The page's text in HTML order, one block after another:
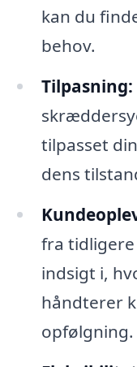
kan du
behov.
Tilpasning:
tilpasset
dens
fra
indsigt i,
håndterer
opfølgning.